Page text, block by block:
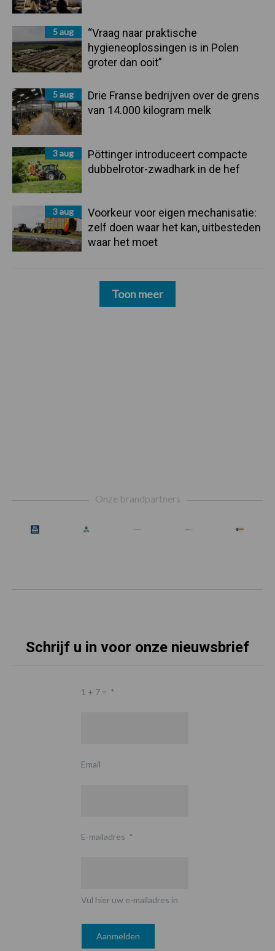
5 aug
“Vraag naar praktische
hygieneoplossingen is in Polen
groter dan ooit”
5 aug
Drie Franse bedrijven over de grens
van 14.000 kilogram melk
3 aug
Pöttinger introduceert compacte
dubbelrotor-zwadhark in de hef
3 aug
Voorkeur voor eigen mechanisatie:
zelf doen waar het kan, uitbesteden
waar het moet
Toon meer
Onze brandpartners
Schrijf u in voor onze nieuwsbrief
1 + 7 = *
Email
E-mailadres *
Vul hier uw e-mailadres in